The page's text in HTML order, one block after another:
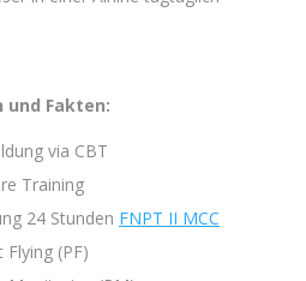
und Fakten:
via CBT
Training
24 Stunden FNPT II MCC
Flying (PF)